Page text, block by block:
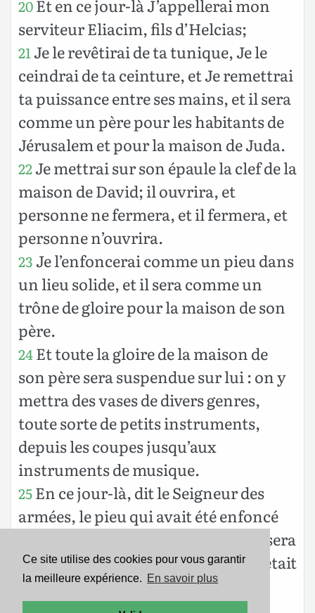
Ce site utilise des cookies pour vous garantir
la meilleure expérience. En savoir plus
20Et en ce jour-là J’appellerai mon
serviteur Eliacim, fils d’Helcias;
21 Je le revêtirai de ta tunique, Je le
ceindrai de ta ceinture, et Je remettrai
ta puissance entre ses mains, et il sera
comme un père pour les habitants de
Jérusalem et pour la maison de Juda.
22Je mettrai sur son épaule la clef de la
maison de David; il ouvrira, et
personne ne fermera, et il fermera, et
personne n’ouvrira.
23 Je l’enfoncerai comme un pieu dans
un lieu solide, et il sera comme un
trône de gloire pour la maison de son
père.
24Et toute la gloire de la maison de
son père sera suspendue sur lui : on y
mettra des vases de divers genres,
toute sorte de petits instruments,
depuis les coupes jusqu’aux
instruments de musique.
25En ce jour-là, dit le Seigneur des
armées, le pieu qui avait été enfoncé
dans un lieu solide sera arraché; il sera
brisé et il tombera, et tout ce qui y était
suspendu périra, car le Seigneur a
parlé.